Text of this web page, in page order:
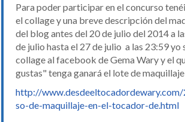
Para poder participar en el concurso
el collage y una breve descripción del
del blog antes del 20 de julio del 2014 a
de julio hasta el 27 de julio a las 23:59 yo
collage al facebook de Gema Wary y el
gustas" tenga ganará el lote de
http://
so-de-maquillaje-en-el-tocador-de.html